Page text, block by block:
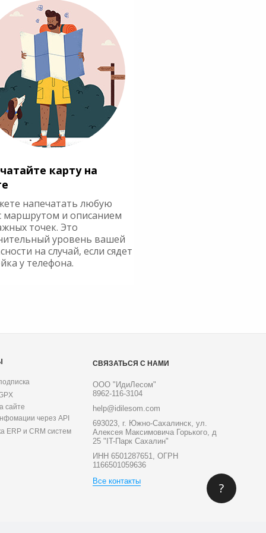
карту на
напечатать любую
маршрутом и описанием
точек. Это
уровень вашей
на случай, если сядет
у телефона.
сайте
через API
ERP и CRM систем
СВЯЗАТЬСЯ С НАМИ
ООО "ИдиЛесом"
8962-116-3104
help@idilesom.com
693023, г. Южно-Сахалинск, ул.
Алексея Максимовича Горького, д
25 "IT-Парк Сахалин"
ИНН 6501287651, ОГРН
1166501059636
Все контакты
?